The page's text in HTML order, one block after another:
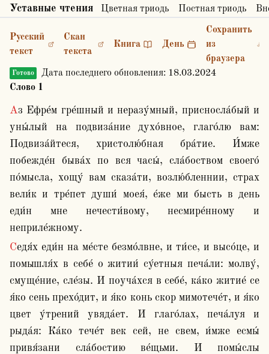
Уставные чтения Цветная триодь Постная триодь
Русский
текст
Скан
текста
Книга День
Сохранить
из
браузера
Готово Дата последнего обновления: 18.03.2024
Слово 1
Аз Ефре́м гре́шный и неразу́мный, присносла́бый и
уны́лый на подвиза́ние духо́вное, глаго́лю вам:
Подвиза́йтеся, христолю́бная бра́тие. И́мже
побежде́н быва́х по вся часы́, сла́боством своего́
по́мысла, хощу́ вам сказа́ти, возлю́бленнии, страх
вели́к и тре́пет души́ моея́, е́же ми бысть в день
еди́н мне нечести́вому, несмире́нному и
неприле́жному.
Седя́х еди́н на ме́сте безмо́лвне, и ти́се, и высо́це, и
помышля́х в себе́ о житии́ су́етныя печа́ли: молву́,
смуще́ние, сле́зы. И поуча́хся в себе́, ка́ко житие́ се
я́ко сень прехо́дит, и я́ко конь скор мимотече́т, и я́ко
цвет у́трений увяда́ет. И глаго́лах, печа́луя и
рыда́я: Ка́ко тече́т век сей, не свем, и́мже есмы́
привя́зани сла́бостию ве́щьми. И помы́слы